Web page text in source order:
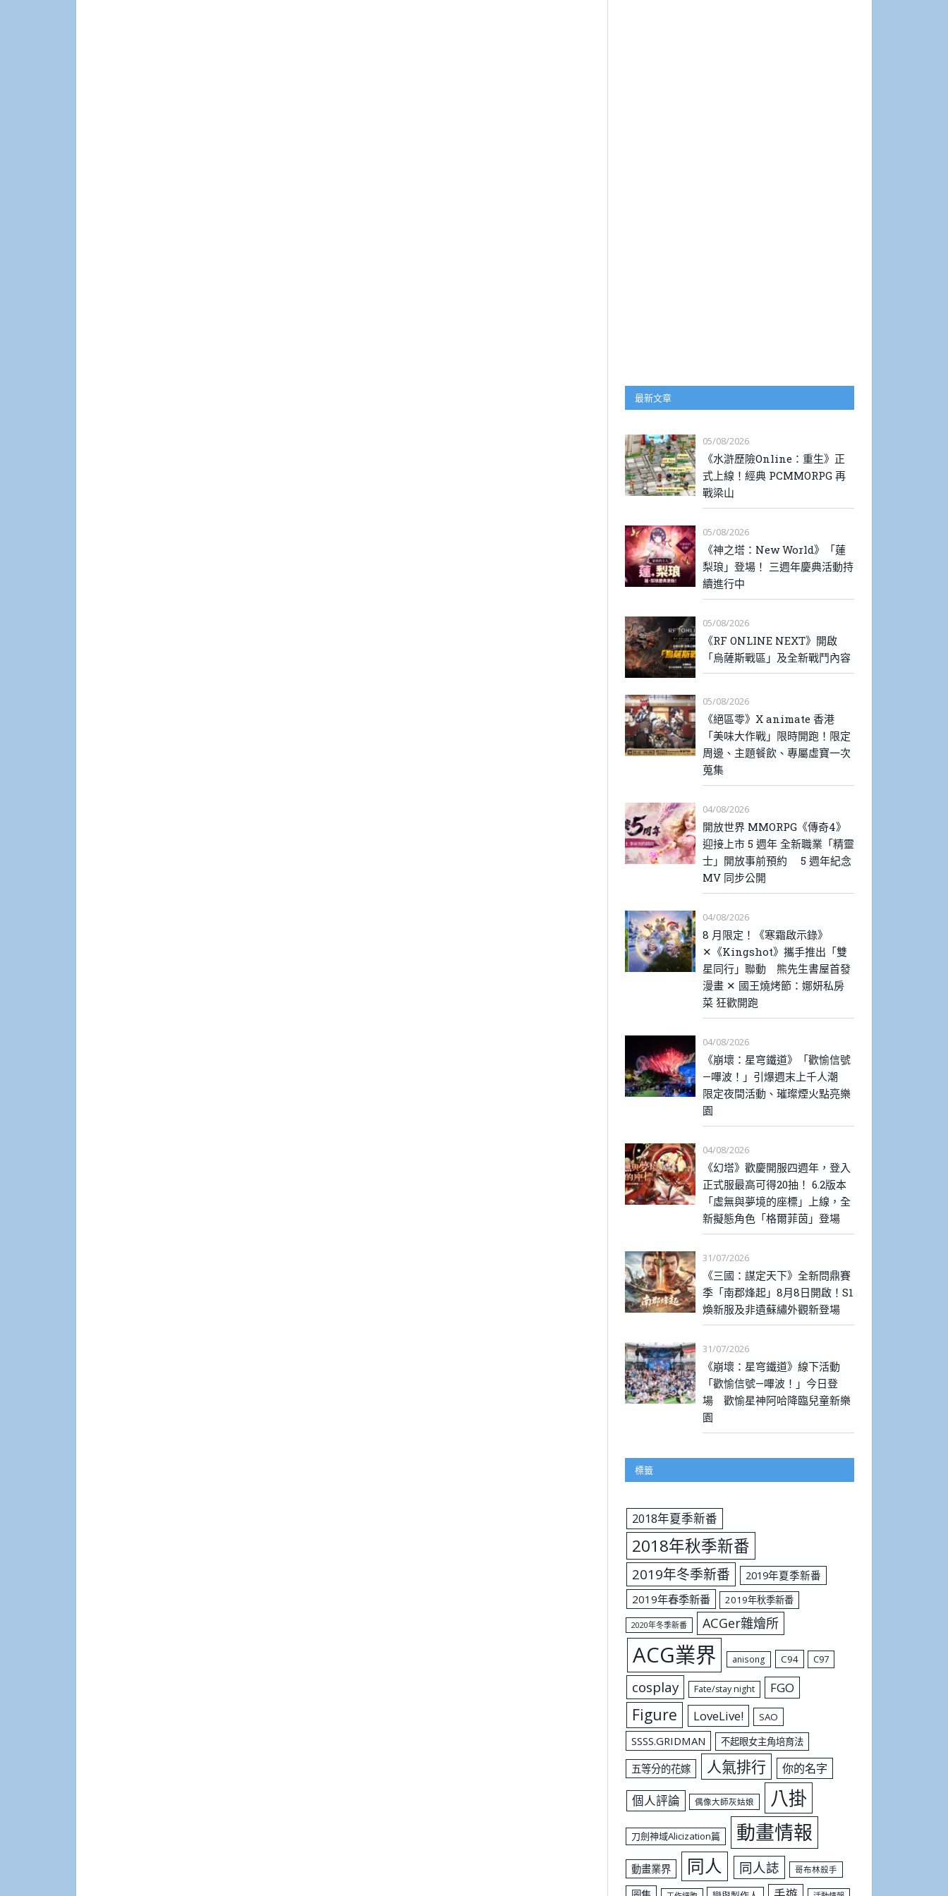
最新文章
05/08/2026
《水滸歷險Online：重生》正
式上線！經典 PCMMORPG 再
戰梁山
05/08/2026
《神之塔：New World》「蓮
梨琅」登場！ 三週年慶典活動持
續進行中
05/08/2026
《RF ONLINE NEXT》開啟
「烏薩斯戰區」及全新戰鬥內容
05/08/2026
《絕區零》X animate 香港
「美味大作戰」限時開跑！限定
周邊、主題餐飲、專屬虛寶一次
蒐集
04/08/2026
開放世界 MMORPG《傳奇4》
迎接上市 5 週年 全新職業「精靈
士」開放事前預約 5 週年紀念
MV 同步公開
04/08/2026
8 月限定！《寒霜啟示錄》
✕《Kingshot》攜手推出「雙
星同行」聯動 熊先生書屋首發
漫畫 ✕ 國王燒烤節：娜妍私房
菜 狂歡開跑
04/08/2026
《崩壞：星穹鐵道》「歡愉信號
—嗶波！」引爆週末上千人潮
限定夜間活動、璀璨煙火點亮樂
園
04/08/2026
《幻塔》歡慶開服四週年，登入
正式服最高可得20抽！ 6.2版本
「虛無與夢境的座標」上線，全
新擬態角色「格爾菲茵」登場
31/07/2026
《三國：謀定天下》全新問鼎賽
季「南郡烽起」8月8日開啟！S1
煥新服及非遺蘇繡外觀新登場
31/07/2026
《崩壞：星穹鐵道》線下活動
「歡愉信號—嗶波！」今日登
場 歡愉星神阿哈降臨兒童新樂
園
標籤
2018年夏季新番
2018年秋季新番
2019年冬季新番
2019年夏季新番
2019年春季新番
2019年秋季新番
2020年冬季新番 ACGer雜燴所
ACG業界 anisong C94 C97
cosplay Fate/stay night FGO
Figure LoveLive! SAO
SSSS.GRIDMAN 不起眼女主角培育法
五等分的花嫁 人氣排行 你的名字
個人評論 偶像大師灰姑娘 八掛
刀劍神域Alicization篇 動畫情報
動畫業界 同人 同人誌 哥布林殺手